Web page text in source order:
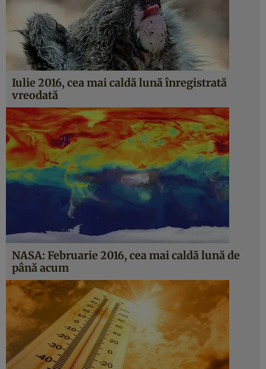
Iulie 2016, cea mai caldă lună înregistrată
vreodată
NASA: Februarie 2016, cea mai caldă lună de
până acum